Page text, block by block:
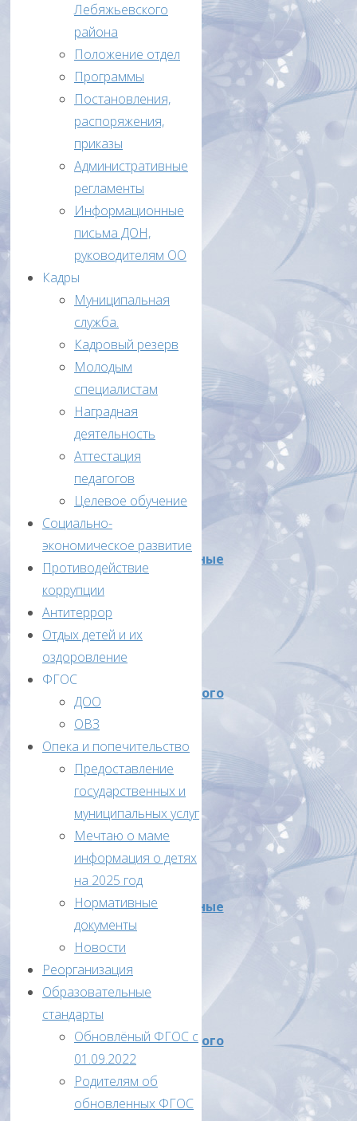
года
Об
итогах
ВсОШ
2021-
2022
уч.год
Приказ
Отдела
образования
№66/2
10
сентября
2021г
«О
проведении
ВсОШ
в
2021-
2022
учебном
году»
Количественные
участниках
муниципального
учебном
1)
Количественные
данные
об
участниках
школьного
муниципального
этапов
ВсОШ
в
Лебяжьевского
района
Положение отдел
Программы
Постановления,
распоряжения,
приказы
Административные
регламенты
Информационные
письма ДОН,
руководителям ОО
Кадры
Муниципальная
служба.
Кадровый резерв
Молодым
специалистам
Наградная
деятельность
Аттестация
педагогов
Целевое обучение
Социально-
экономическое развитие
Противодействие
коррупции
Антитеррор
Отдых детей и их
оздоровление
ФГОС
ДОО
ОВЗ
Опека и попечительство
Предоставление
государственных и
муниципальных услуг
Мечтаю о маме
информация о детях
на 2025 год
Нормативные
документы
Новости
Реорганизация
Образовательные
стандарты
Обновлёный ФГОС с
01.09.2022
Родителям об
обновленных ФГОС